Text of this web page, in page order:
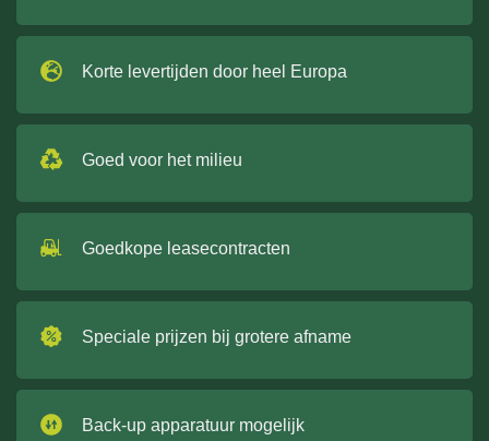
Korte levertijden door heel Europa
Goed voor het milieu
Goedkope leasecontracten
Speciale prijzen bij grotere afname
Back-up apparatuur mogelijk